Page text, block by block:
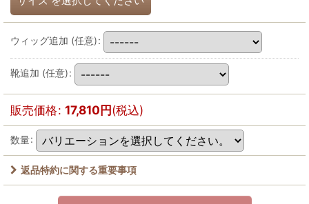
ウィッグ追加 (任意):
靴追加 (任意):
販売価格: 17,810円(税込)
数量:
返品特約に関する重要事項